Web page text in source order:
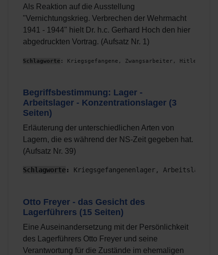
Als Reaktion auf die Ausstellung
"Vernichtungskrieg. Verbrechen der Wehrmacht
1941 - 1944" hielt Dr. h.c. Gerhard Hoch den hier
abgedruckten Vortrag. (Aufsatz Nr. 1)
Schlagworte : Kriegsgefangene, Zwangsarbeiter,
Begriffsbestimmung: Lager -
Arbeitslager - Konzentrationslager (3
Seiten)
Erläuterung der unterschiedlichen Arten von
Lagern, die es während der NS-Zeit gegeben hat.
(Aufsatz Nr. 39)
Schlagworte: Kriegsgefangenenlager, Arbeitslager,
Otto Freyer - das Gesicht des
Lagerführers (15 Seiten)
Eine Auseinandersetzung mit der Persönlichkeit
des Lagerführers Otto Freyer und seine
Verantwortung für die Zustände im ehemaligen